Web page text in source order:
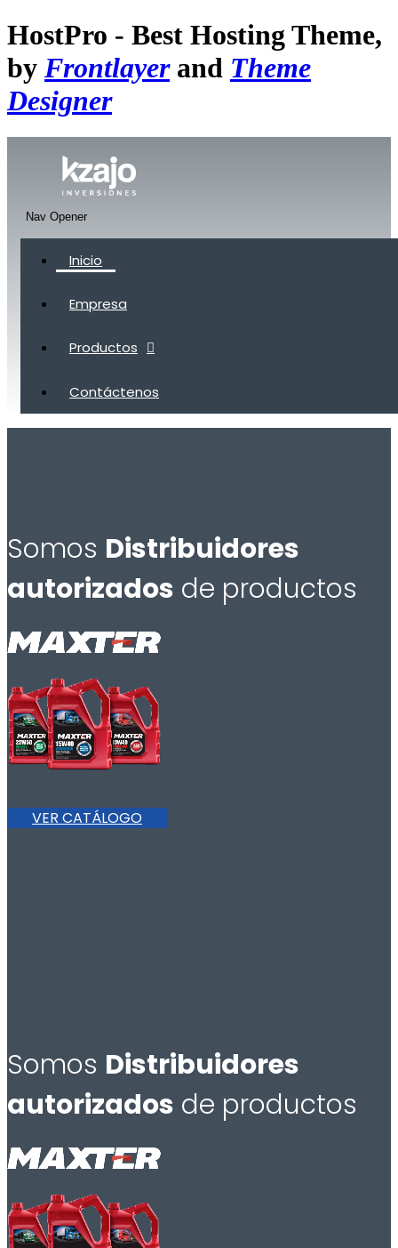
HostPro - Best Hosting Theme,
by Frontlayerand Theme
Designer
Nav Opener
Inicio
Empresa
Productos
Contáctenos
Somos Distribuidores
autorizados de productos
VER CATÁLOGO
Somos Distribuidores
autorizados de productos